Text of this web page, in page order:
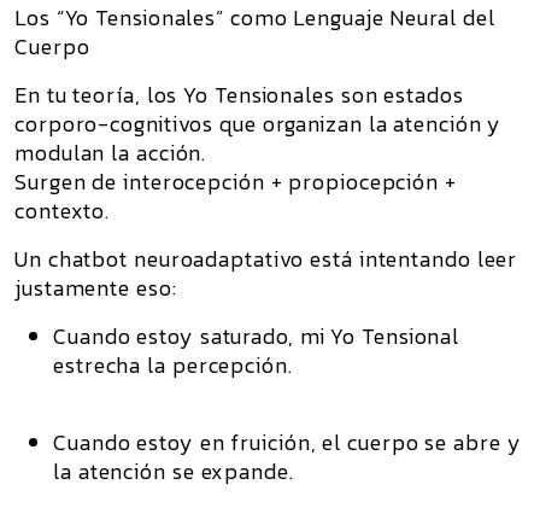
Los “Yo Tensionales” como Lenguaje Neural del
Cuerpo
En tu teoría, losYo Tensionales son estados
corporo-cognitivos que organizan la atención y
modulan la acción.
Surgen de interocepción + propiocepción +
contexto.
Un chatbot neuroadaptativo está intentando leer
justamente eso:
Cuando estoy saturado, mi Yo Tensional
estrecha la percepción.
Cuando estoy en fruición, el cuerpo se abre y
la atención se expande.